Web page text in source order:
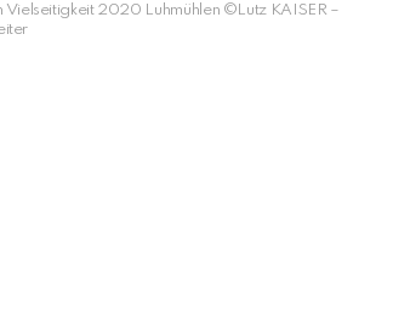
Vielseitigkeit 2020 Luhmühlen ©Lutz KAISER –